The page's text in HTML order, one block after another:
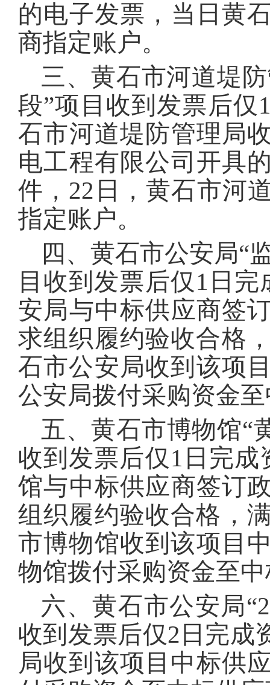
的电子发票，当日黄
商指定账户。
三、黄石市河道堤
段”项目收到发票后仅
石市河道堤防管理局
电工程有限公司开具
件，22日，黄石市河
指定账户。
四、黄石市公安局“
目收到发票后仅1日
安局与中标供应商签
求组织履约验收合格
石市公安局收到该项
公安局拨付采购资金
五、黄石市博物馆“
收到发票后仅1日完成
馆与中标供应商签订
组织履约验收合格，
市博物馆收到该项目
物馆拨付采购资金至
六、黄石市公安局
收到发票后仅2日完成
局收到该项目中标供